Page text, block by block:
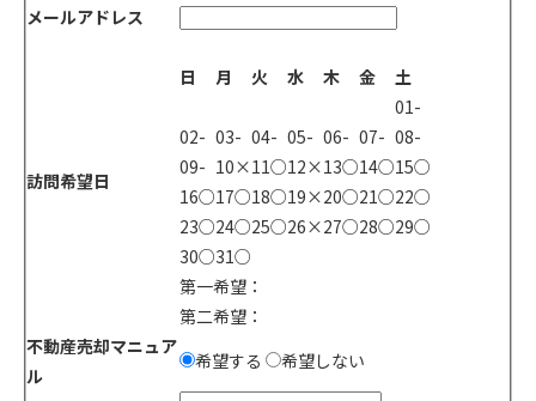
メールアドレス
訪問希望日
日
月 火 水 木 金
土
01-
02- 03- 04- 05- 06- 07- 08-
09- 10×11○12×13○14○15○
16○17○18○19×20○21○22○
23○24○25○26×27○28○29○
30○31○
第一希望：
第二希望：
不動産売却マニュア
ル
希望する 希望しない